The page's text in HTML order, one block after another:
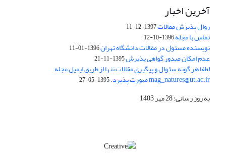
آخرین اخبار
روال پذیرش مقالات1397-12-11
تماس با مجله1396-10-12
نویسنده مسئول در مقالات دانشگاه تهران1396-01-11
عدم امکان صدور گواهی پذیرش1395-11-21
لطفا هر گونه سئوال و پیگیری مقالات تنها از طریق ایمیل مجله
mag_natures@ut.ac.ir صورت پذیرد. 1395-05-27
به روز رسانی: 28 مهر 1403